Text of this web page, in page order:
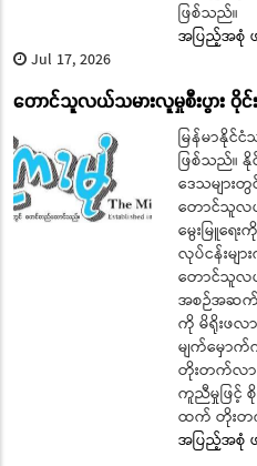
ဖြစ်သည်။
အပြည့်အစုံ
Jul 17, 2026
တောင်သူလယ်သမားလူမှုစီးပွား ဝိုင်း
မြန်မာနိုင်
ဖြစ်သည်။
ဒေသမျာ
တောင်သူလယ်
မွေးမြူရေ
လုပ်ငန်းမျ
တောင်သူလယ်
အစဉ်အဆက်
ကို မိရိုးဖလ
မျက်မှောက်
တိုးတက်လာ
ကူညီမှုဖြင့် စို
ထက် တိုးတ
အပြည့်အစုံ